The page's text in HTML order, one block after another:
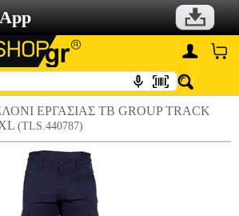
ΕΡΓΑΣΙΑΣ TB GROUP TRACK
(TLS.440787)